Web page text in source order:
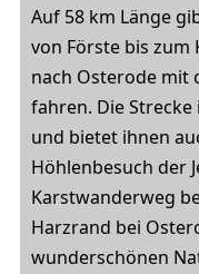
Auf 58 km Länge
von Förste bis zum
nach Osterode mit
fahren. Die
und bietet ihnen
Höhlenbesuch der
Karstwanderweg
Harzrand bei
wunderschönen